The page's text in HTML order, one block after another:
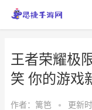
王者荣耀极
笑 你的游戏
作者： 篱笆 • 更新